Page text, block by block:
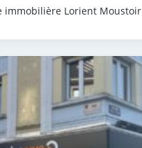
immobilière Lorient Moustoir